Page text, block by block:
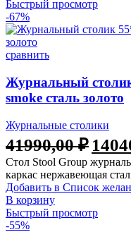
Быстрый просмотр
-67%
сравнить
Журнальный
smoke сталь золото
Журнальные столики
41990,00₽
Стол Stool Group
каркас нержавеющая
Добавить в Список
В корзину
Быстрый просмотр
-55%